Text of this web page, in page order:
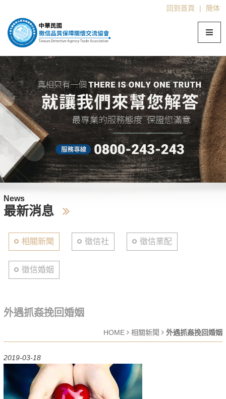
回到首頁 | 簡体
News
最新消息
相關新聞 徵信社 徵信業配
徵信婚姻
外遇抓姦挽回婚姻
HOME 相關新聞 外遇抓姦挽回婚姻
2019-03-18